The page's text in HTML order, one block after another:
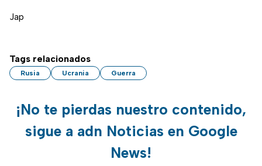
Jap
Tags relacionados
Rusia Ucrania Guerra
¡No te pierdas nuestro contenido,
sigue a adn Noticias en Google
News!